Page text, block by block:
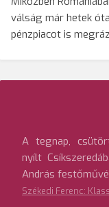
válság már hetek
pénzpiacot is
A tegnap,
nyílt
András
Székedi Ferenc: